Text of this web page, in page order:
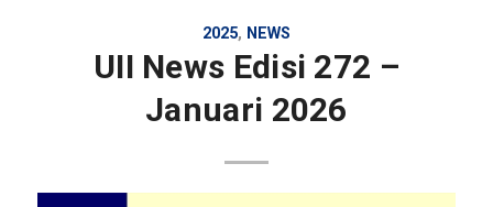
2025, NEWS
UII News Edisi 272 –
Januari 2026